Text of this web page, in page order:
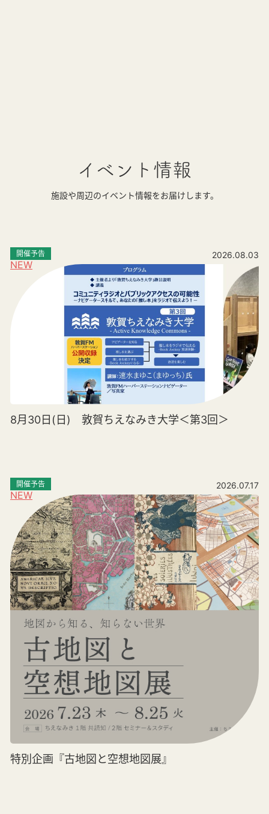
イベント情報
施設や周辺のイベント情報をお届けします。
NEW
開催予告 2026.08.03
8月30日(日) 敦賀ちえなみき大学＜第3回＞
NEW
開催予告 2026.07.17
特別企画『古地図と空想地図展』